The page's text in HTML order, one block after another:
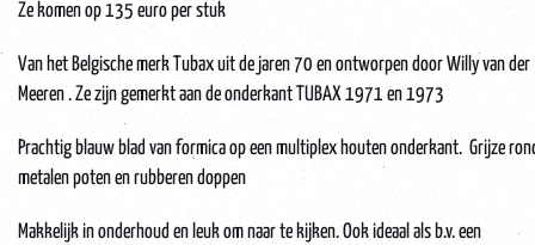
Ze komen op 135 euro per stuk
Van het Belgische merk Tubax uit de jaren 70 en ontworpen door Willy van der
Meeren . Ze zijn gemerkt aan de onderkant TUBAX 1971 en 1973
Prachtig blauw blad van formica op een multiplex houten onderkant. Grijze
metalen poten en rubberen doppen
Makkelijk in onderhoud en leuk om naar te kijken. Ook ideaal als b.v. een